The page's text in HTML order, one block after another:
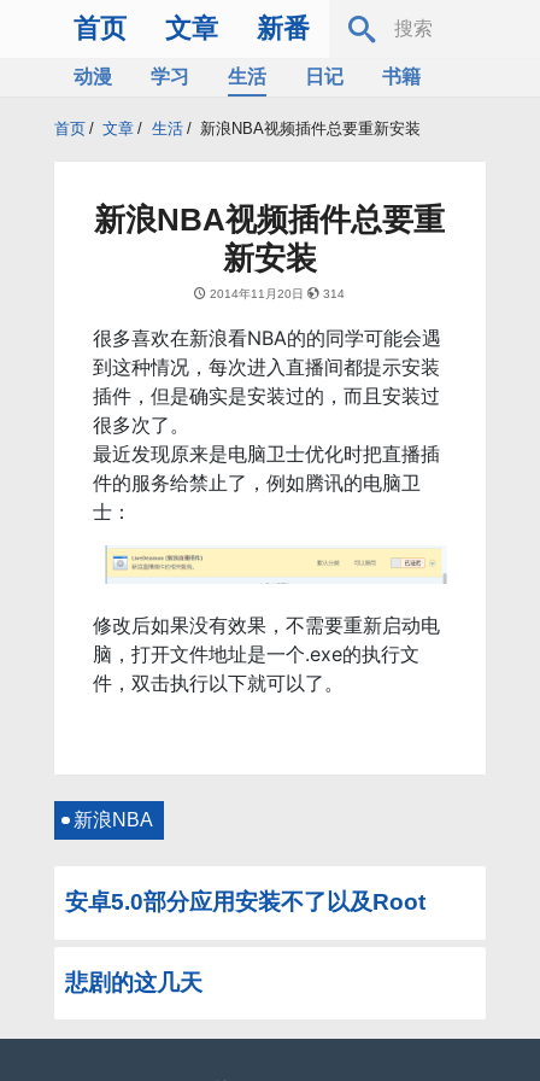
首页 文章 新番
动漫 学习 生活 日记
书籍
首页 / 文章 / 生活 / 新浪NBA视频插件总要重新安装
新浪NBA视频插件总要重
新安装
2014年11月20日 314
很多喜欢在新浪看NBA的的同学可能会遇
到这种情况，每次进入直播间都提示安装
插件，但是确实是安装过的，而且安装过
很多次了。
最近发现原来是电脑卫士优化时把直播插
件的服务给禁止了，例如腾讯的电脑卫
士：
修改后如果没有效果，不需要重新启动电
脑，打开文件地址是一个.exe的执行文
件，双击执行以下就可以了。
新浪NBA
安卓5.0部分应用安装不了以及Root
悲剧的这几天